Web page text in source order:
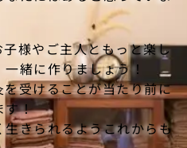
様やご主人ともっと楽し
緒に作りましょう！
受けることが当たり前に
す！
きられるようこれからも